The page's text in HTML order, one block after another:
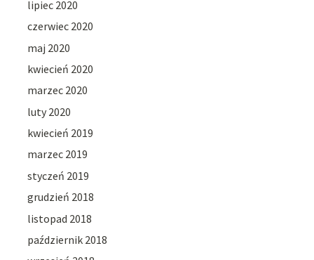
lipiec 2020
czerwiec 2020
maj 2020
kwiecień 2020
marzec 2020
luty 2020
kwiecień 2019
marzec 2019
styczeń 2019
grudzień 2018
listopad 2018
październik 2018